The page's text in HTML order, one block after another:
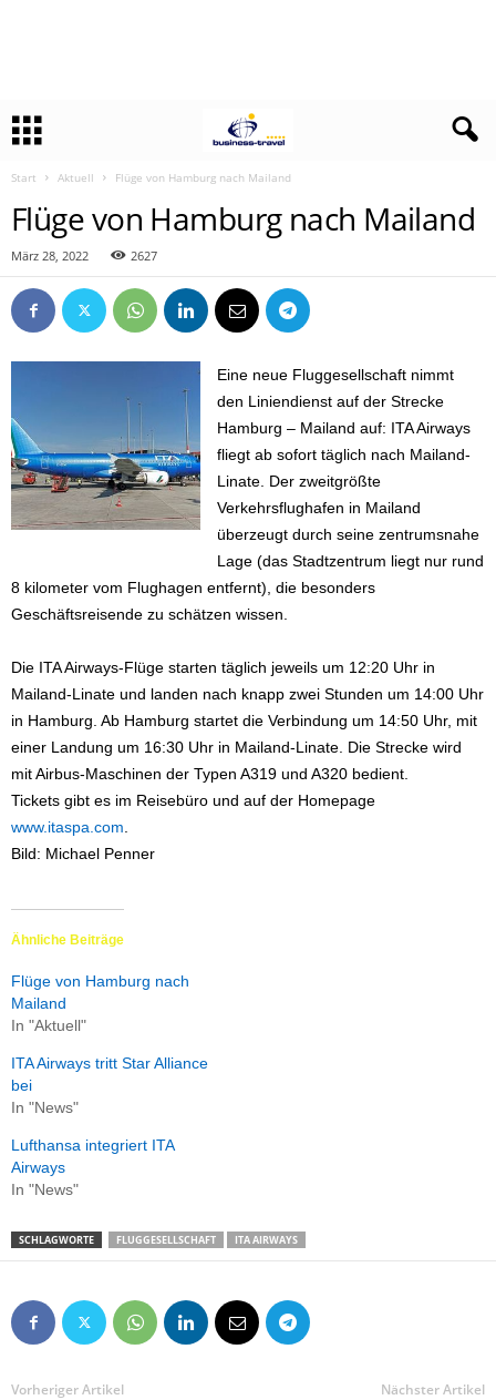
Start Aktuell Flüge von Hamburg nach Mailand
Flüge von Hamburg nach Mailand
März 28, 2022 2627
Eine neue Fluggesellschaft nimmt
den Liniendienst auf der Strecke
Hamburg – Mailand auf: ITA Airways
fliegt ab sofort täglich nach Mailand-
Linate. Der zweitgrößte
Verkehrsflughafen in Mailand
überzeugt durch seine zentrumsnahe
Lage (das Stadtzentrum liegt nur rund
8 kilometer vom Flughagen entfernt), die besonders
Geschäftsreisende zu schätzen wissen.
Die ITA Airways-Flüge starten täglich jeweils um 12:20 Uhr in
Mailand-Linate und landen nach knapp zwei Stunden um 14:00 Uhr
in Hamburg. Ab Hamburg startet die Verbindung um 14:50 Uhr, mit
einer Landung um 16:30 Uhr in Mailand-Linate. Die Strecke wird
mit Airbus-Maschinen der Typen A319 und A320 bedient.
Tickets gibt es im Reisebüro und auf der Homepage
www.itaspa.com
Bild: Michael Penner
Ähnliche Beiträge
Flüge von Hamburg nach
Mailand
In "Aktuell"
ITA Airways tritt Star Alliance
bei
In "News"
Lufthansa integriert ITA
Airways
In "News"
SCHLAGWORTE FLUGGESELLSCHAFT ITA AIRWAYS
Vorheriger Artikel Nächster Artikel